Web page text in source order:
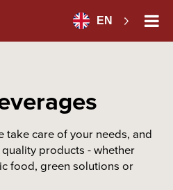
EN
take care of your needs, and
products - whether
food, green solutions or